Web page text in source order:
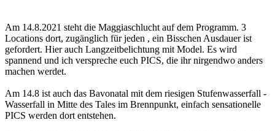
Am 14.8.2021 steht die Maggiaschlucht auf dem Programm. 3
Locations dort, zugänglich für jeden , ein Bisschen Ausdauer ist
gefordert. Hier auch Langzeitbelichtung mit Model. Es wird
spannend und ich verspreche euch PICS, die ihr nirgendwo anders
machen werdet.
Am 14.8 ist auch das Bavonatal mit dem riesigen Stufenwasserfall -
Wasserfall in Mitte des Tales im Brennpunkt, einfach sensationelle
PICS werden dort entstehen.